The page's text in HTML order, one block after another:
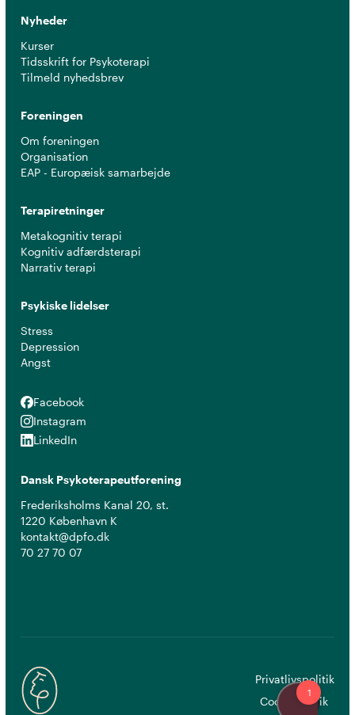
Nyheder
Kurser
Tidsskrift for Psykoterapi
Tilmeld nyhedsbrev
Foreningen
Om foreningen
Organisation
EAP - Europæisk samarbejde
Terapiretninger
Metakognitiv terapi
Kognitiv adfærdsterapi
Narrativ terapi
Psykiske lidelser
Stress
Depression
Angst
Facebook
Facebook
Instagram
Instagram
LinkedIn
LinkedIn
Dansk Psykoterapeutforening
Frederiksholms Kanal 20, st.
1220 København K
kontakt@dpfo.dk
70 27 70 07
Privatlivspolitik
Cookiepolitik